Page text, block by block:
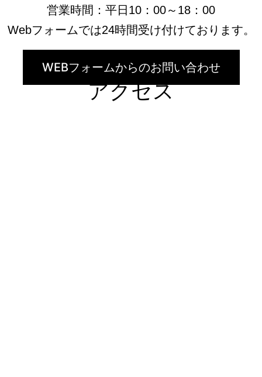
営業時間：平日10：00～18：00
Webフォームでは24時間受け付けております。
WEBフォームからのお問い合わせ
アクセス